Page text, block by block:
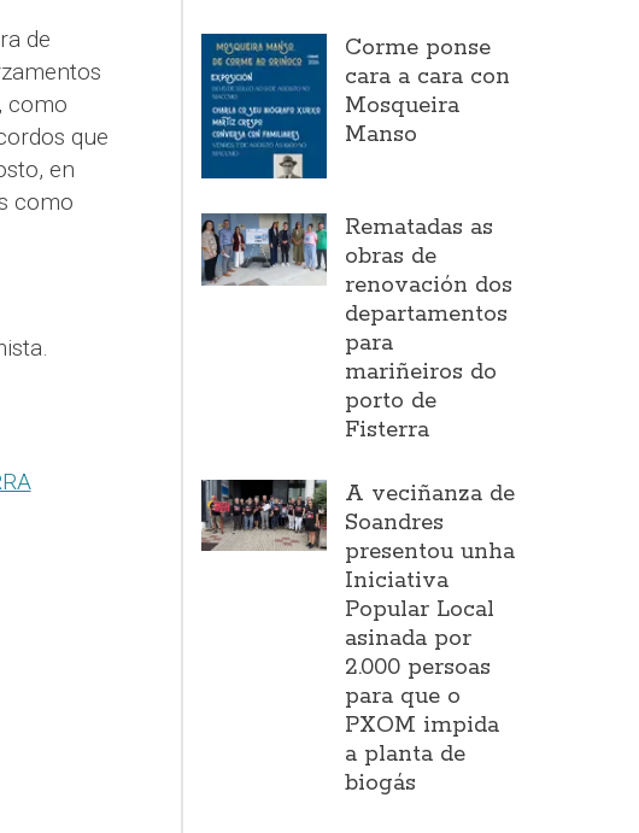
de
como
que
en
como
Corme ponse
cara a cara con
Mosqueira
Manso
Rematadas as
obras de
renovación dos
departamentos
para
mariñeiros do
porto de
Fisterra
A veciñanza de
Soandres
presentou unha
Iniciativa
Popular Local
asinada por
2.000 persoas
para que o
PXOM impida
a planta de
biogás